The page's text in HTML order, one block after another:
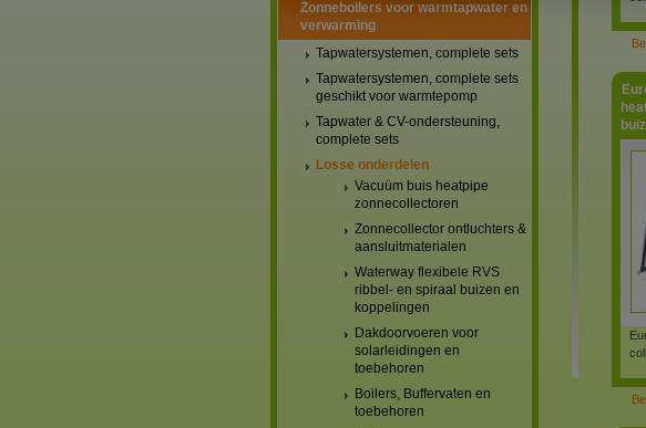
Zonneboilers voor warmtapwater en
verwarming
Tapwatersystemen, complete sets
Tapwatersystemen, complete sets
geschikt voor warmtepomp
Tapwater & CV-ondersteuning,
complete sets
Losse onderdelen
Vacuüm buis heatpipe
zonnecollectoren
Zonnecollector ontluchters &
aansluitmaterialen
Waterway flexibele RVS
ribbel- en spiraal buizen en
koppelingen
Dakdoorvoeren voor
solarleidingen en
toebehoren
Boilers, Buffervaten en
toebehoren